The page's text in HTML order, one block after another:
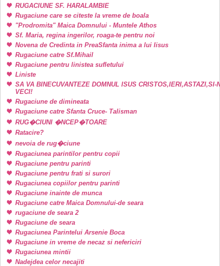
RUGACIUNE SF. HARALAMBIE
Rugaciune care se citeste la vreme de boala
"Prodromita" Maica Domnului - Muntele Athos
Sf. Maria, regina ingerilor, roaga-te pentru noi
Novena de Credinta in PreaSfanta inima a lui Iisus
Rugaciune catre Sf.Mihail
Rugaciune pentru linistea sufletului
Liniste
SA VA BINECUVANTEZE DOMNUL ISUS CRISTOS,IERI,ASTAZI,SI-
VECI!
Rugaciune de dimineata
Rugaciune catre Sfanta Cruce- Talisman
RUG�CIUNI �NCEP�TOARE
Ratacire?
nevoia de rug�ciune
Rugaciunea parintilor pentru copii
Rugaciune pentru parinti
Rugaciune pentru frati si surori
Rugaciunea copiilor pentru parinti
Rugaciune inainte de munca
Rugaciune catre Maica Domnului-de seara
rugaciune de seara 2
Rugaciune de seara
Rugaciunea Parintelui Arsenie Boca
Rugaciune in vreme de necaz si nefericiri
Rugaciunea mintii
Nadejdea celor necajiti